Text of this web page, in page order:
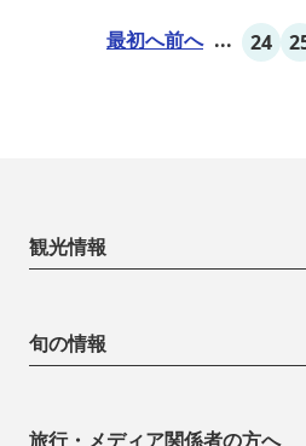
最初へ前へ ... 24
観光情報
旬の情報
旅行・メディア関係者の方へ